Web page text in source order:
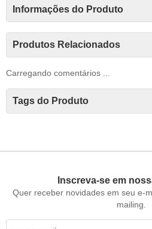
Informações do Produto
Produtos Relacionados
Carregando comentários ...
Tags do Produto
Inscreva-se em
Quer receber novidades em seu e-
mailing.